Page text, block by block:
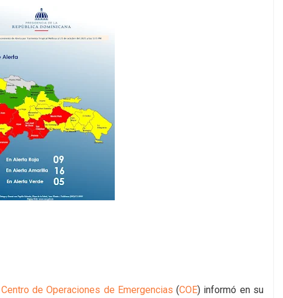
Centro de Operaciones de Emergencias (COE) informó en su